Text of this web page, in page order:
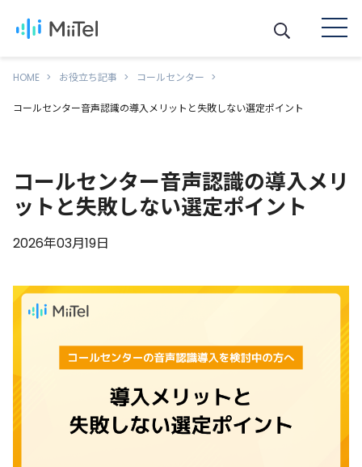
HOME お役立ち記事 コールセンター
コールセンター音声認識の導入メリットと失敗しない選定ポイント
コールセンター音声認識の導入メリ
ットと失敗しない選定ポイント
2026年03月19日